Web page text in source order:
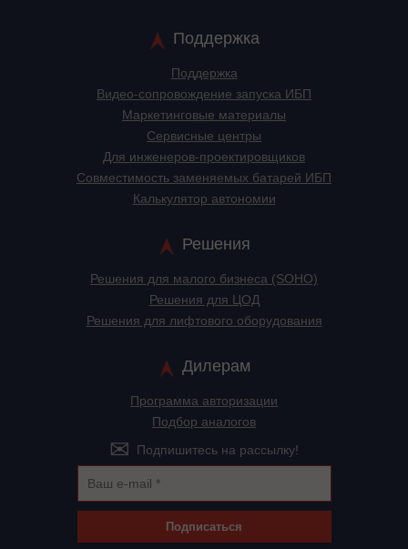
Поддержка
Поддержка
Видео-сопровождение запуска ИБП
Маркетинговые материалы
Сервисные центры
Для инженеров-проектировщиков
Cовместимость заменяемых батарей ИБП
Калькулятор автономии
Решения
Решения для малого бизнеса (SOHO)
Решения для ЦОД
Решения для лифтового оборудования
Дилерам
Программа авторизации
Подбор аналогов
Подпишитесь на рассылку!
Подписаться